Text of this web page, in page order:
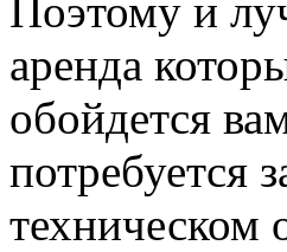
Поэтому и
аренда
обойдется
потребуется
техническом